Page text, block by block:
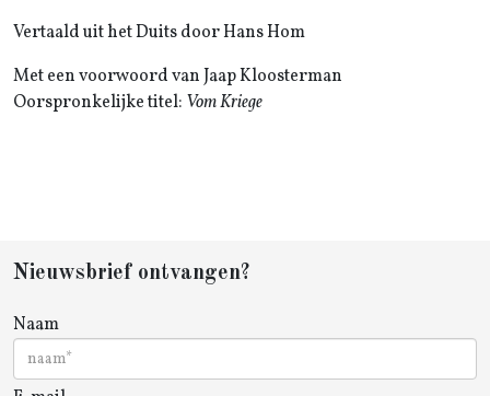
Vertaald uit het Duits door Hans Hom
Met een voorwoord van Jaap Kloosterman
Oorspronkelijke titel: Vom Kriege
Nieuwsbrief ontvangen?
Naam